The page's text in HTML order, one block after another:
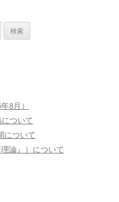
8月）
について
について
論』）について